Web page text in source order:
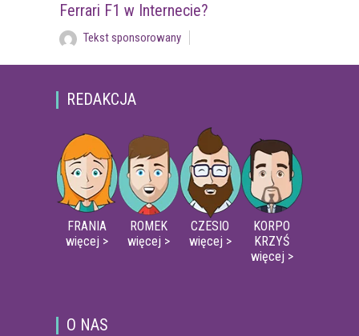
Ferrari F1 w Internecie?
Tekst sponsorowany
REDAKCJA
FRANIA
więcej >
ROMEK
więcej >
CZESIO
więcej >
KORPO
KRZYŚ
więcej >
O NAS